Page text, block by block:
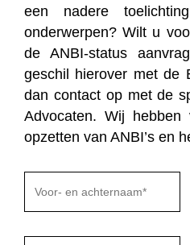
een nadere
onderwerpen? Wilt u
de ANBI-status
geschil hierover met de
dan contact op met de
Advocaten. Wij
opzetten van ANBI’s en